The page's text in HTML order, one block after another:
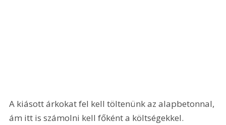
A kiásott árkokat fel kell töltenünk az alapbetonnal,
ám itt is számolni kell főként a költségekkel.